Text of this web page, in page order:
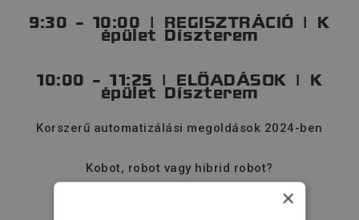
9:30 - 10:00 | REGISZTRÁCIÓ | K
épület Díszterem
10:00 - 11:25 | ELŐADÁSOK | K
épület Díszterem
Korszerű automatizálási megoldások 2024-ben
Kobot, robot vagy hibrid robot?
×